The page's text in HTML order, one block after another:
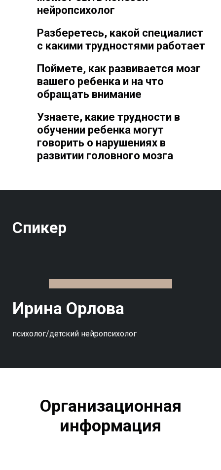
нейропсихолог
Разберетесь, какой специалист
с какими трудностями работает
Поймете, как развивается мозг
вашего ребенка и на что
обращать внимание
Узнаете, какие трудности в
обучении ребенка могут
говорить о нарушениях в
развитии головного мозга
Спикер
Ирина Орлова
психолог/детский нейропсихолог
Организационная
информация